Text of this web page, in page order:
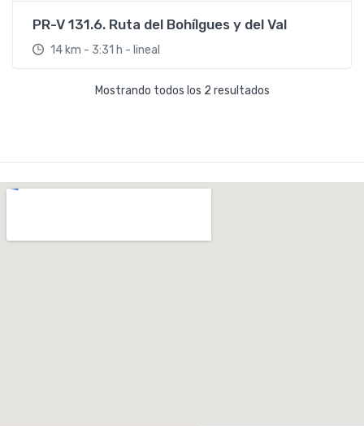
PR-V 131.6. Ruta del Bohílgues y del Val
14 km - 3:31 h - lineal
Mostrando todos los 2 resultados